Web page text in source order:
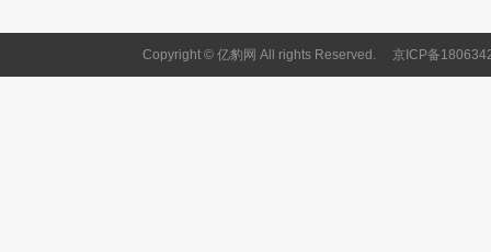
Copyright © 亿豹网 All rights Reserved. 京ICP备